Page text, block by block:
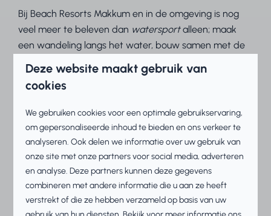
Bij Beach Resorts Makkum en in de omgeving is nog
veel meer te beleven dan watersportalleen; maak
een wandeling langs het water, bouw samen met de
kids zandkastelen of neem een verfrissende duik in
het IJsselmeer. Wilt u de omgeving verder verkennen?
Ontdek dan het sfeervolle watersportplaatsje
Makkum en de gezellige boulevard of verken de
omliggende Friese dorpen zoalsSneek . Er is altijd wel
iets te beleven tijdens uwwatersportvakantie in
Friesland.
Onze tips in de omgeving:
Deze website maakt gebruik van
cookies
We gebruiken cookies voor een optimale gebruikservaring,
om gepersonaliseerde inhoud te bieden en ons verkeer te
analyseren. Ook delen we informatie over uw gebruik van
onze site met onze partners voor social media, adverteren
en analyse. Deze partners kunnen deze gegevens
combineren met andere informatie die u aan ze heeft
verstrekt of die ze hebben verzameld op basis van uw